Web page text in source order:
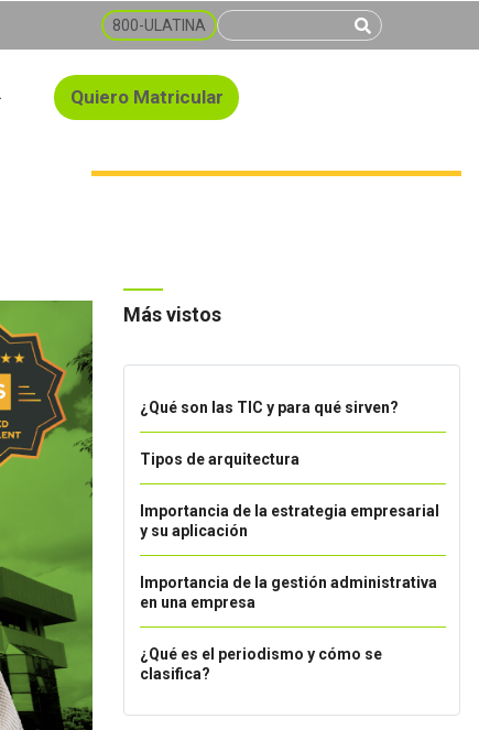
800-ULATINA
Quiero Matricular
Más vistos
¿Qué son las TIC y para qué sirven?
Tipos de arquitectura
Importancia de la estrategia empresarial
y su aplicación
Importancia de la gestión administrativa
en una empresa
¿Qué es el periodismo y cómo se
clasifica?